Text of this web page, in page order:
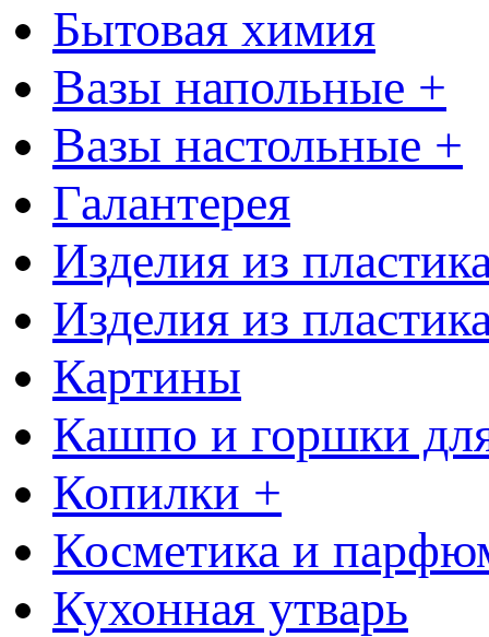
Бытовая химия
Вазы напольные +
Вазы настольные +
Галантерея
Изделия из
Изделия из
Картины
Кашпо и горшки
Копилки +
Косметика и
Кухонная утварь